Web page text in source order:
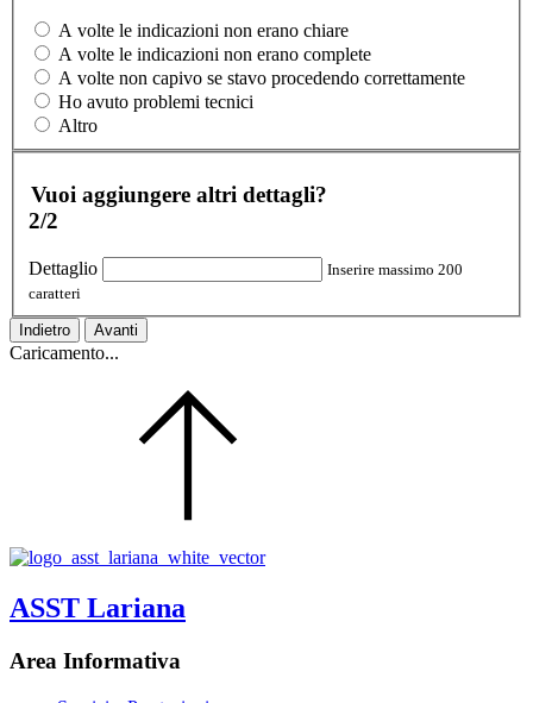
A volte le indicazioni non erano chiare
A volte le indicazioni non erano complete
A volte non capivo se stavo procedendo correttamente
Ho avuto problemi tecnici
Altro
Vuoi aggiungere altri dettagli?
2/2
Dettaglio
Inserire massimo 200
caratteri
Indietro Avanti
Caricamento...
ASST Lariana
Area Informativa